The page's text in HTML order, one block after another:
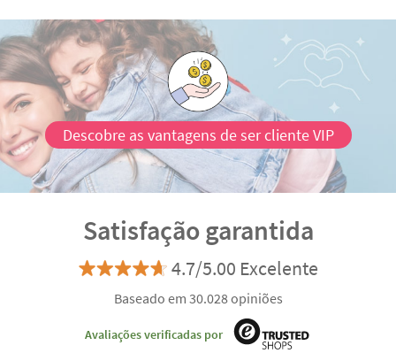
Descobre as vantagens de ser cliente VIP
Satisfação garantida
4.7/5.00 Excelente
Baseado em 30.028 opiniões
Avaliações verificadas por